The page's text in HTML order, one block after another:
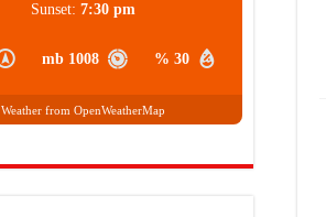
30 %
1008 mb
Sunset: 7:30 pm
Weather from OpenWeatherMap